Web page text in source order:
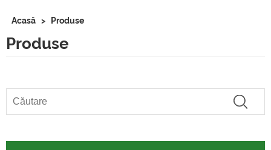
Acasă > Produse
Produse